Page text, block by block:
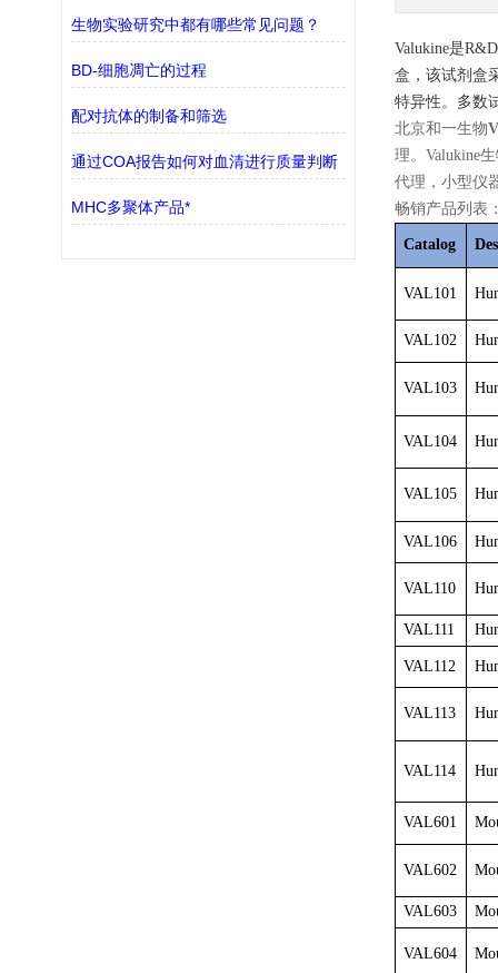
生物实验研究中都有哪些常见问题？
BD-细胞凋亡的过程
配对抗体的制备和筛选
通过COA报告如何对血清进行质量判断
MHC多聚体产品*
Valukine是
盒，该试剂盒
特异性。多数
北京和一生物
理。Valukine
代理，小型仪
畅销产品列表
Catalog
VAL101
VAL102
VAL103
VAL104
VAL105
VAL106
VAL110
VAL111
VAL112
VAL113
VAL114
VAL601
VAL602
VAL603
VAL604